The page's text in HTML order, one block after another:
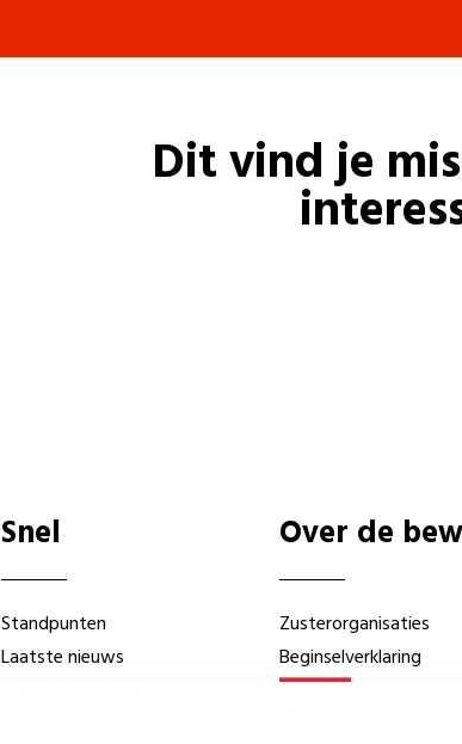
Dit vind je
Snel
Standpunten
Laatste nieuws
Over de
Zusterorganisaties
Beginselverklaring